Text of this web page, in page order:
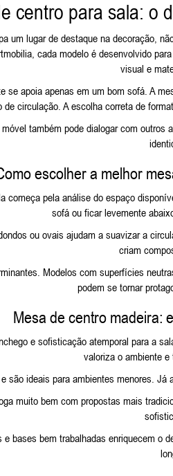
centro para sala: o
um lugar de destaque na decoração,
cada modelo é desenvolvido
visual e
se apoia apenas em um bom sofá. A
circulação. A escolha correta de
também pode dialogar com outros
escolher a melhor
começa pela análise do espaço
sofá ou ficar levemente
ou ovais ajudam a suavizar a
criam
Modelos com superfícies
podem se tornar
Mesa de centro madeira:
e sofisticação atemporal para a
valoriza o ambiente e
são ideais para ambientes menores.
muito bem com propostas mais
bases bem trabalhadas enriquecem o